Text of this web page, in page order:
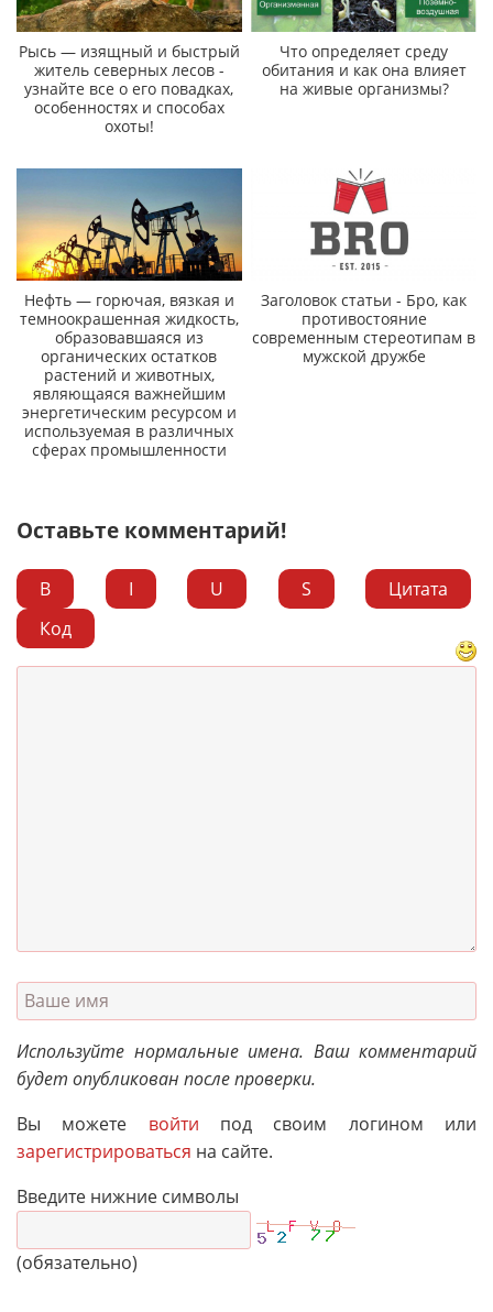
Рысь — изящный и быстрый
житель северных лесов -
узнайте все о его повадках,
особенностях и способах
охоты!
Что определяет среду
обитания и как она влияет
на живые организмы?
Нефть — горючая, вязкая и
темноокрашенная жидкость,
образовавшаяся из
органических остатков
растений и животных,
являющаяся важнейшим
энергетическим ресурсом и
используемая в различных
сферах промышленности
Заголовок статьи - Бро, как
противостояние
современным стереотипам в
мужской дружбе
Оставьте комментарий!
B I U S
Цитата
Код
Используйте нормальные имена. Ваш комментарий
будет опубликован после проверки.
Вы можете войти под своим логином или
зарегистрироваться на сайте.
Введите нижние символы
(обязательно)